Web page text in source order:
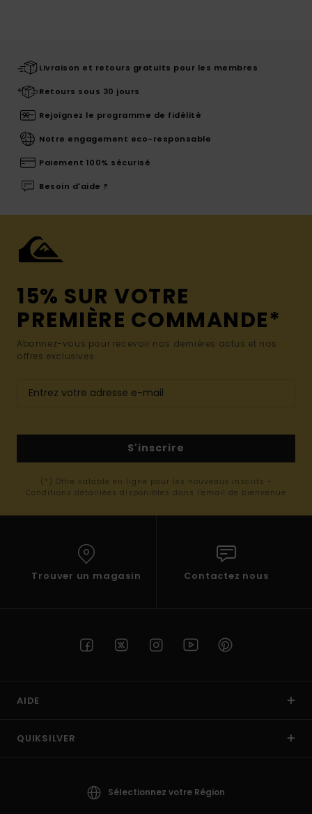
Livraison et retours gratuits pour les membres
Retours sous 30 jours
Rejoignez le programme de fidélité
Notre engagement eco-responsable
Paiement 100% sécurisé
Besoin d'aide ?
15% SUR VOTRE
PREMIÈRE COMMANDE*
Abonnez-vous pour recevoir nos dernières actus et nos
offres exclusives.
S'inscrire
(*) Offre valable en ligne pour les nouveaux inscrits -
Conditions détaillées disponibles dans l'email de bienvenue
Trouver un magasin Contactez nous
AIDE
QUIKSILVER
Sélectionnez votre Région